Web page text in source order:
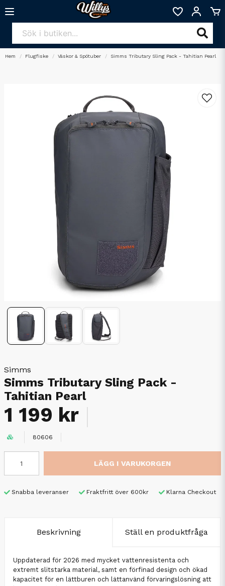
Hem Flugfiske Väskor & Spötuber Simms Tributary Sling Pack - Tahitian Pearl
Simms
Simms Tributary Sling Pack -
Tahitian Pearl
1 199 kr
80606
LÄGG I VARUKORGEN
Snabba leveranser Fraktfritt över 600kr Klarna Checkout
Beskrivning Ställ en produktfråga
Uppdaterad för 2026 med mycket vattenresistenta och
extremt slitstarka material, samt en förfinad design och ökad
kapacitet för en lättburen och lättanvänd förvaringslösning att